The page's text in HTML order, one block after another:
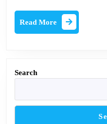
Read More
More
Search